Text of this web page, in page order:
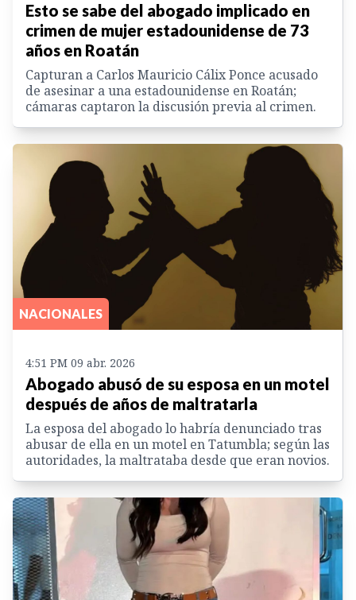
Esto se sabe del abogado implicado en
crimen de mujer estadounidense de 73
años en Roatán
Capturan a Carlos Mauricio Cálix Ponce acusado
de asesinar a una estadounidense en Roatán;
cámaras captaron la discusión previa al crimen.
NACIONALES
4:51 PM 09 abr. 2026
Abogado abusó de su esposa en un motel
después de años de maltratarla
La esposa del abogado lo habría denunciado tras
abusar de ella en un motel en Tatumbla; según las
autoridades, la maltrataba desde que eran novios.